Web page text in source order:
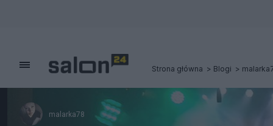
Strona główna Blogi
malarka78